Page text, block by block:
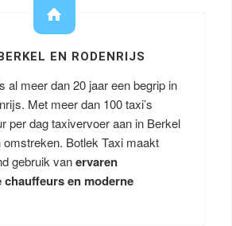
EN RODENRIJS
al meer dan 20 jaar een begrip in
Met meer dan 100 taxi’s
per dag taxivervoer aan in Berkel
Botlek Taxi maakt
gebruik vanervaren
en moderne